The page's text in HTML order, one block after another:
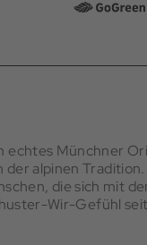
echtes Münchner
der alpinen
die sich mit
Wir-Gefühl seit